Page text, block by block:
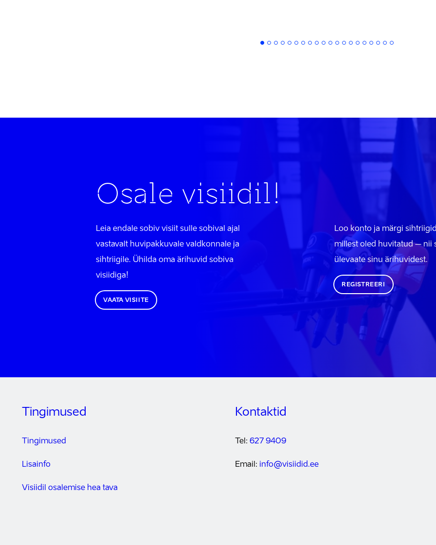
Osale visiidil!
Leia endale sobiv visiit sulle sobival ajal
vastavalt huvipakkuvale valdkonnale ja
sihtriigile. Ühilda oma ärihuvid sobiva
visiidiga!
VAATA VISIITE
Loo konto ja märgi
millest oled huvitatud – nii
ülevaate sinu ärihuvidest.
REGISTREERI
Tingimused
Tingimused
Lisainfo
Visiidil osalemise hea tava
Kontaktid
Tel: 627 9409
Email: info@visiidid.ee